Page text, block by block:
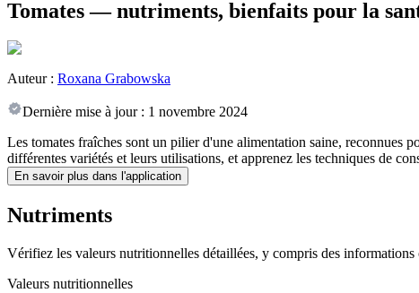
Tomates — nutriments, bienfaits pour la
Auteur : Roxana Grabowska
Dernière mise à jour : 1 novembre 2024
Les tomates fraîches sont un pilier d'une alimentation saine, reconnues
différentes variétés et leurs utilisations, et apprenez les techniques de
En savoir plus dans l'application
Nutriments
Vérifiez les valeurs nutritionnelles détaillées, y compris des
Valeurs nutritionnelles